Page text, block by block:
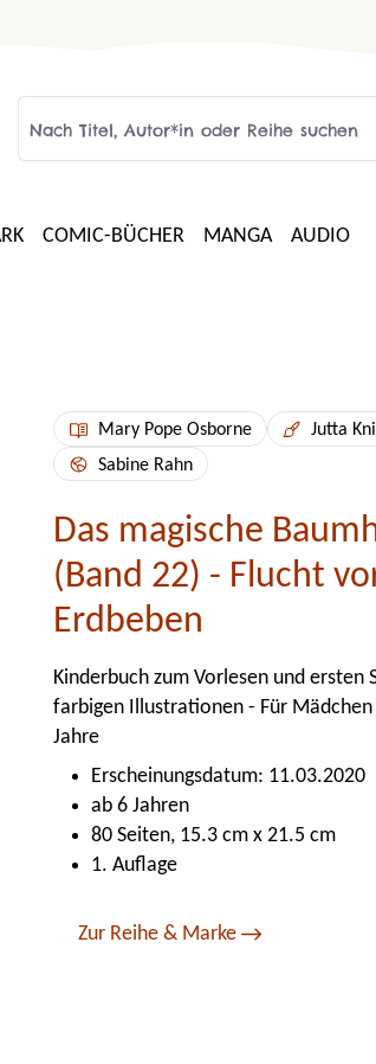
COMIC-BÜCHER MANGA AUDIO
Mary Pope Osborne
Jutta
Sabine Rahn
Das magische
(Band 22) - Flucht
Erdbeben
Kinderbuch zum Vorlesen und ersten
farbigen Illustrationen - Für Mädchen
Jahre
Erscheinungsdatum: 11.03.2020
ab 6 Jahren
80 Seiten, 15.3 cm x 21.5 cm
1. Auflage
Zur Reihe & Marke